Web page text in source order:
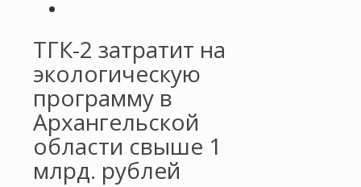
ТГК-2 затратит на
экологическую
программу в
Архангельской
области свыше 1
млрд. рублей